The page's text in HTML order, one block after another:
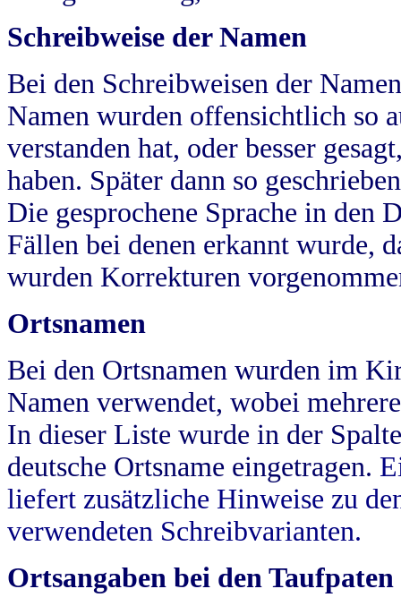
Schreibweise der Namen
Bei den Schreibweisen der
Namen wurden offensichtlich so
verstanden hat, oder besser
haben. Später dann so
Die gesprochene Sprache in
Fällen bei denen erkannt wurde,
wurden Korrekturen
Ortsnamen
Bei den Ortsnamen wurden im
Namen verwendet, wobei
In dieser Liste wurde in der
deutsche Ortsname eingetragen.
liefert zusätzliche Hinweise zu
verwendeten Schreibvarianten.
Ortsangaben bei den Taufpaten